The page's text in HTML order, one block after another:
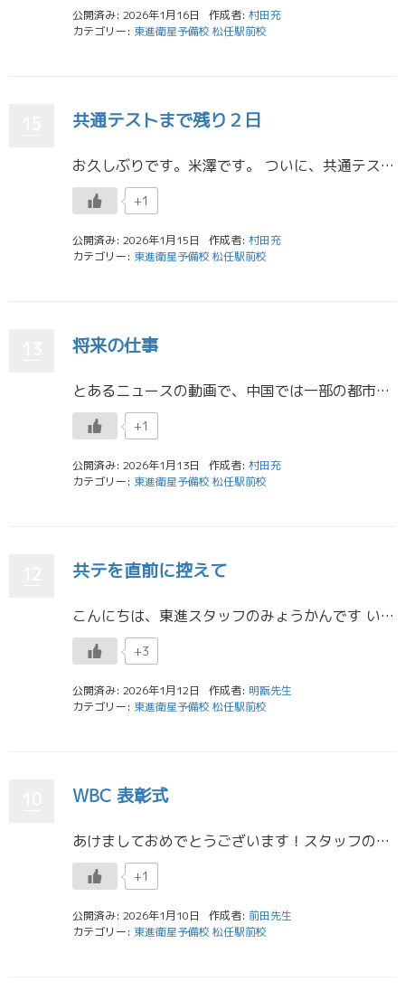
公開済み: 2026年1月16日 作成者: 村田充
カテゴリー: 東進衛星予備校 松任駅前校
共通テストまで残り２日
お久しぶりです。米澤です。 ついに、共通テストまで残り２日となりました。受験生は緊張してくる頃だと思います。ちなみに私は直前に謎の自信が出てくるタイプでした（笑）。私と同じタイプの子もいるかな？どちらにしても、最後の最後 […]
+1
公開済み: 2026年1月15日 作成者: 村田充
カテゴリー: 東進衛星予備校 松任駅前校
将来の仕事
とあるニュースの動画で、中国では一部の都市でタクシーは完全自動運転で運転手がいなく、タクシーには様々なＡＩセンサーがついていて他の車や歩行者や障害物を察知して止まる機能がついており、実際に運用されている動画を見て、人手不 […]
+1
公開済み: 2026年1月13日 作成者: 村田充
カテゴリー: 東進衛星予備校 松任駅前校
共テを直前に控えて
こんにちは、東進スタッフのみょうかんです いよいよ今週末、共通テストですね みなさんは今、どういう心境でしょうか 当時の私は、共テが終われば勉強科目がへるよ、と思うようにしていました さもなくば不安と焦りに吞みこまれるか […]
+3
公開済み: 2026年1月12日 作成者: 明翫先生
カテゴリー: 東進衛星予備校 松任駅前校
WBC 表彰式
あけましておめでとうございます！スタッフの前田です。 昨日・今日に渡り、高1・2生を対象とした冬イベント"White Bingo Christmas"の表彰式が開催されました！ 皆さんいつもに増して、登校や受講などを頑張 […]
+1
公開済み: 2026年1月10日 作成者: 前田先生
カテゴリー: 東進衛星予備校 松任駅前校